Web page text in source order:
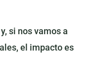
si nos vamos a
el impacto es